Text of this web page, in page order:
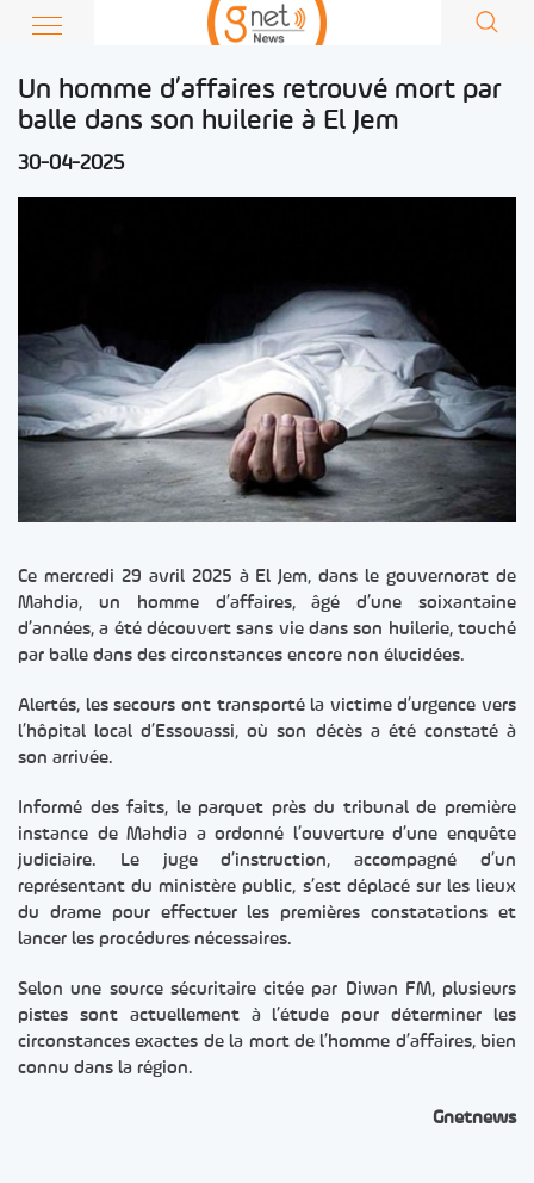
Un homme d’affaires retrouvé mort par
balle dans son huilerie à El Jem
30-04-2025
Ce mercredi 29 avril 2025 à El Jem, dans le gouvernorat de
Mahdia, un homme d’affaires, âgé d’une soixantaine
d’années, a été découvert sans vie dans son huilerie, touché
par balle dans des circonstances encore non élucidées.
Alertés, les secours ont transporté la victime d’urgence vers
l’hôpital local d’Essouassi, où son décès a été constaté à
son arrivée.
Informé des faits, le parquet près du tribunal de première
instance de Mahdia a ordonné l’ouverture d’une enquête
judiciaire. Le juge d’instruction, accompagné d’un
représentant du ministère public, s’est déplacé sur les lieux
du drame pour effectuer les premières constatations et
lancer les procédures nécessaires.
Selon une source sécuritaire citée par Diwan FM, plusieurs
pistes sont actuellement à l’étude pour déterminer les
circonstances exactes de la mort de l’homme d’affaires, bien
connu dans la région.
Gnetnews